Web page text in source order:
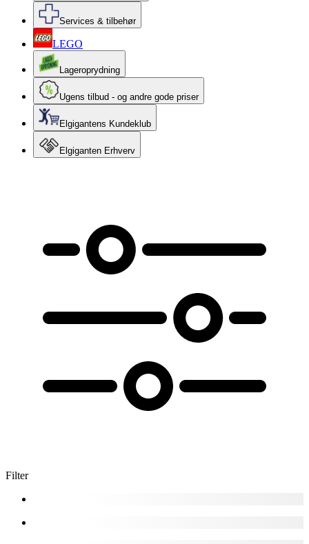
Services & tilbehør
LEGO
Lageroprydning
Ugens tilbud - og andre gode priser
Elgigantens Kundeklub
Elgiganten Erhverv
Filter